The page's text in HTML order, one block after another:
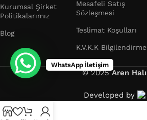
Kurumsal Şirket
Politikalarımız
Blog
Mesafeli Satış
Sözleşmesi
Teslimat Koşulları
K.V.K.K Bilgilendirme
© 2025Aren Halı
Developed by
WhatsApp İletişim